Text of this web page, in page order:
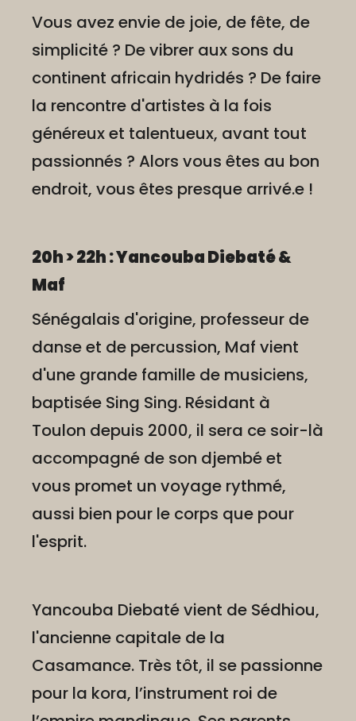
Vous avez envie de joie, de fête, de
simplicité ? De vibrer aux sons du
continent africain hydridés ? De faire
la rencontre d'artistes à la fois
généreux et talentueux, avant tout
passionnés ? Alors vous êtes au bon
endroit, vous êtes presque arrivé.e !
20h > 22h : Yancouba Diebaté &
Maf
Sénégalais d'origine, professeur de
danse et de percussion, Maf vient
d'une grande famille de musiciens,
baptisée Sing Sing. Résidant à
Toulon depuis 2000, il sera ce soir-là
accompagné de son djembé et
vous promet un voyage rythmé,
aussi bien pour le corps que pour
l'esprit.
Yancouba Diebaté vient de Sédhiou,
l'ancienne capitale de la
Casamance. Très tôt, il se passionne
pour la kora, l’instrument roi de